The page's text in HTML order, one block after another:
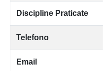
Discipline Praticate
Telefono
Email